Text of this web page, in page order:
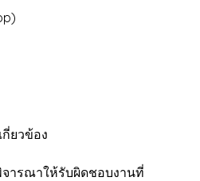
ยวข้อง
ารณาให้รับผิดชอบงานที่